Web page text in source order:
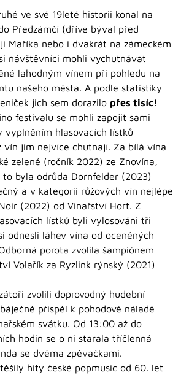
ve své 19leté historii konal na
Předzámčí (dříve býval před
Maříka nebo i dvakrát na zámeckém
návštěvníci mohli vychutnávat
lahodným vínem při pohledu na
našeho města. A podle statistiky
jich sem dorazilo přes tisíc!
festivalu se mohli zapojit sami
vyplněním hlasovacích lístků
vín jim nejvíce chutnají. Za bílá vína
zelené (ročník 2022) ze Znovína,
byla odrůda Dornfelder (2023)
a v kategorii růžových vín nejlépe
(2022) od Vinařství Hort. Z
lístků byli vylosováni tři
odnesli láhev vína od oceněných
porota zvolila šampiónem
Volařík za Ryzlink rýnský (2021)
zvolili doprovodný hudební
přispěl k pohodové náladě
svátku. Od 13:00 až do
hodin se o ni starala tříčlenná
se dvěma zpěvačkami.
hity české popmusic od 60. let